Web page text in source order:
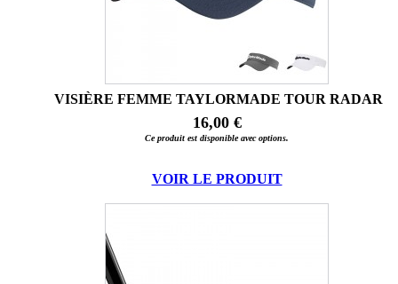
VISIÈRE FEMME TAYLORMADE TOUR RADAR
16,00 €
Ce produit est disponible avec options.
VOIR LE PRODUIT